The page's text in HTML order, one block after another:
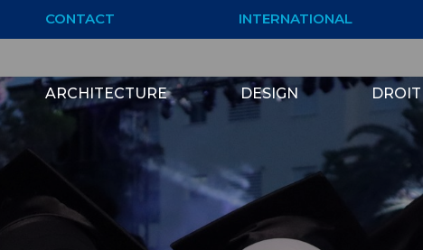
CONTACT INTERNATIONAL
ARCHITECTURE DESIGN DROIT